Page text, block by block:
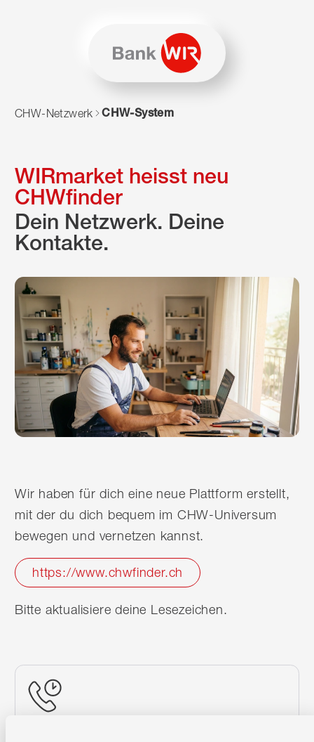
Zum Navigieren dieser Seite wird JavaScript benötigt.
CHW-Netzwerk CHW-System
WIRmarket heisst neu
CHWfinder
Dein Netzwerk. Deine
Kontakte.
Wir haben für dich eine neue Plattform erstellt,
mit der du dich bequem im CHW-Universum
bewegen und vernetzen kannst.
https://www.chwfinder.ch
Bitte aktualisiere deine Lesezeichen.